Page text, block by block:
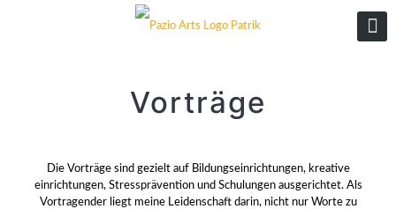
Vorträge
Die Vorträge sind gezielt auf Bildungseinrichtungen, kreative
einrichtungen, Stressprävention und Schulungen ausgerichtet. Als
Vortragender liegt meine Leidenschaft darin, nicht nur Worte zu